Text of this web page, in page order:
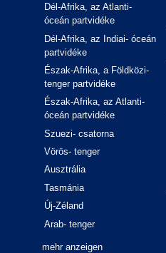
Dél-Afrika, az Atlanti-
óceán partvidéke
Dél-Afrika, az Indiai- óceán
partvidéke
Észak-Afrika, a Földközi-
tenger partvidéke
Észak-Afrika, az Atlanti-
óceán partvidéke
Szuezi- csatorna
Vörös- tenger
Ausztrália
Tasmánia
Új-Zéland
Arab- tenger
mehr anzeigen